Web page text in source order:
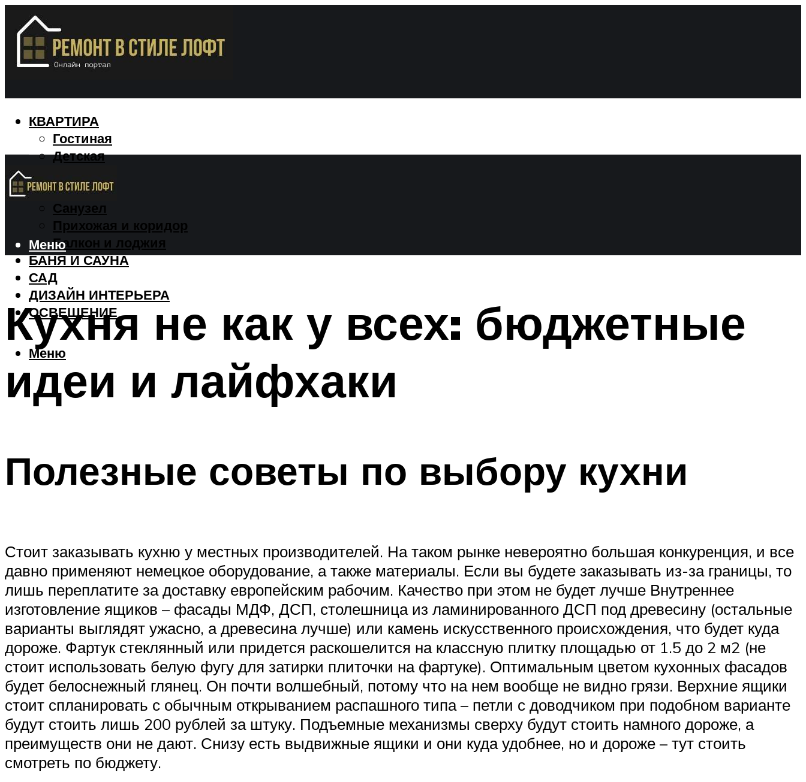
КВАРТИРА
Гостиная
Детская
Спальня
Санузел
Прихожая и коридор
Балкон и лоджия
БАНЯ И САУНА
САД
ДИЗАЙН ИНТЕРЬЕРА
ОСВЕЩЕНИЕ
Меню
Меню
Кухня не как у всех: бюджетные
идеи и лайфхаки
Полезные советы по выбору кухни
Стоит заказывать кухню у местных производителей. На таком рынке невероятно большая конкуренция, и все
давно применяют немецкое оборудование, а также материалы. Если вы будете заказывать из-за границы, то
лишь переплатите за доставку европейским рабочим. Качество при этом не будет лучше Внутреннее
изготовление ящиков – фасады МДФ, ДСП, столешница из ламинированного ДСП под древесину (остальные
варианты выглядят ужасно, а древесина лучше) или камень искусственного происхождения, что будет куда
дороже. Фартук стеклянный или придется раскошелится на классную плитку площадью от 1.5 до 2 м2 (не
стоит использовать белую фугу для затирки плиточки на фартуке). Оптимальным цветом кухонных фасадов
будет белоснежный глянец. Он почти волшебный, потому что на нем вообще не видно грязи. Верхние ящики
стоит спланировать с обычным открыванием распашного типа – петли с доводчиком при подобном варианте
будут стоить лишь 200 рублей за штуку. Подъемные механизмы сверху будут стоить намного дороже, а
преимуществ они не дают. Снизу есть выдвижные ящики и они куда удобнее, но и дороже – тут стоить
смотреть по бюджету.